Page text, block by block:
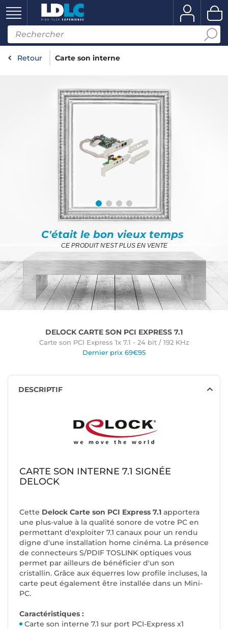
Retour Carte son interne
C'était le bon vieux temps
CE PRODUIT N'EST PLUS EN VENTE
DELOCK CARTE SON PCI EXPRESS 7.1
Carte son PCI Express 1x 7.1 - 24 bit / 192 KHz
Dernier prix 69€95
DESCRIPTIF
CARTE SON INTERNE 7.1 SIGNÉE
DELOCK
Cette Delock Carte son PCI Express 7.1 apportera
une plus-value à la qualité sonore de votre PC en
permettant d'exploiter 7.1 canaux pour un rendu
digne d'une installation home cinéma. La présence
de connecteurs S/PDIF TOSLINK optiques vous
permet par ailleurs de bénéficier d'un son
cristallin. Grâce aux équerres low profile incluses, la
carte peut également être installée dans un Mini-
PC.
Caractéristiques :
Carte son interne 7.1 sur port PCI-Express x1